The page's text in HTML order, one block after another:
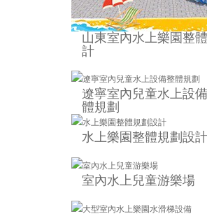
山東室內水上樂園整
計
遼寧室內兒童水上設
體規劃
水上樂園整體規劃設計
室內水上兒童游樂場